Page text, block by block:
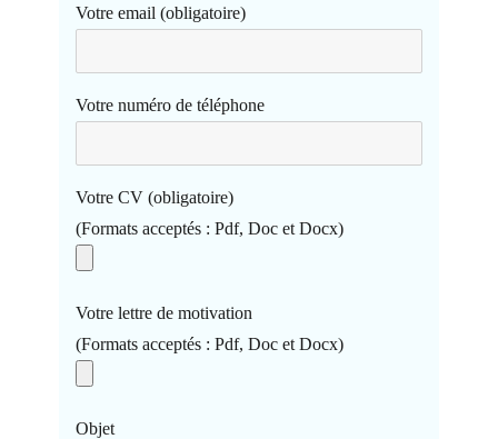
Votre email (obligatoire)
Votre numéro de téléphone
Votre CV (obligatoire)
(Formats acceptés : Pdf, Doc et Docx)
Votre lettre de motivation
(Formats acceptés : Pdf, Doc et Docx)
Objet